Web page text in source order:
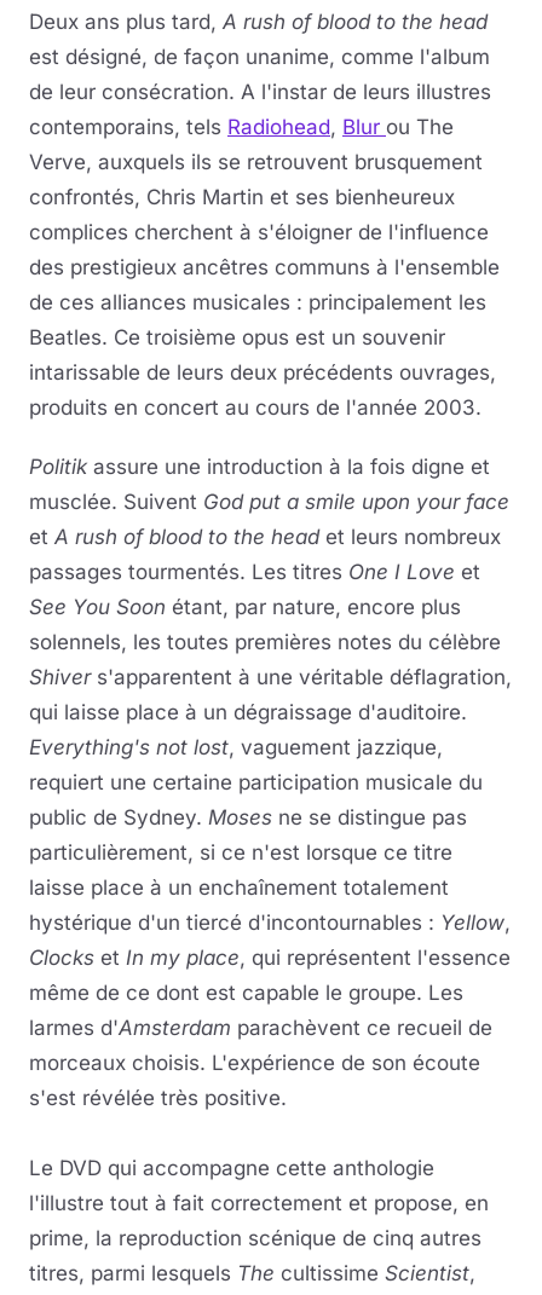
Deux ans plus tard, A rush of blood to the head
est désigné, de façon unanime, comme l'album
de leur consécration. A l'instar de leurs illustres
contemporains, tels Radiohead, Blur ou The
Verve, auxquels ils se retrouvent brusquement
confrontés, Chris Martin et ses bienheureux
complices cherchent à s'éloigner de l'influence
des prestigieux ancêtres communs à l'ensemble
de ces alliances musicales : principalement les
Beatles. Ce troisième opus est un souvenir
intarissable de leurs deux précédents ouvrages,
produits en concert au cours de l'année 2003.
Politik assure une introduction à la fois digne et
musclée. Suivent God put a smile upon your face
et A rush of blood to the head et leurs nombreux
passages tourmentés. Les titres One I Love et
See You Soon étant, par nature, encore plus
solennels, les toutes premières notes du célèbre
Shiver s'apparentent à une véritable déflagration,
qui laisse place à un dégraissage d'auditoire.
Everything's not lost, vaguement jazzique,
requiert une certaine participation musicale du
public de Sydney. Moses ne se distingue pas
particulièrement, si ce n'est lorsque ce titre
laisse place à un enchaînement totalement
hystérique d'un tiercé d'incontournables : Yellow,
Clocks et In my place, qui représentent l'essence
même de ce dont est capable le groupe. Les
larmes d'Amsterdam parachèvent ce recueil de
morceaux choisis. L'expérience de son écoute
s'est révélée très positive.
Le DVD qui accompagne cette anthologie
l'illustre tout à fait correctement et propose, en
prime, la reproduction scénique de cinq autres
titres, parmi lesquels The cultissime Scientist,